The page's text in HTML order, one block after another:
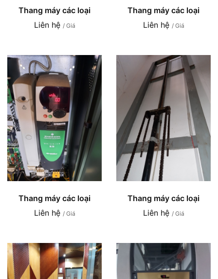
Thang máy các loại
Liên hệ / Giá
Thang máy các loại
Liên hệ / Giá
Thang máy các loại
Liên hệ / Giá
Thang máy các loại
Liên hệ / Giá